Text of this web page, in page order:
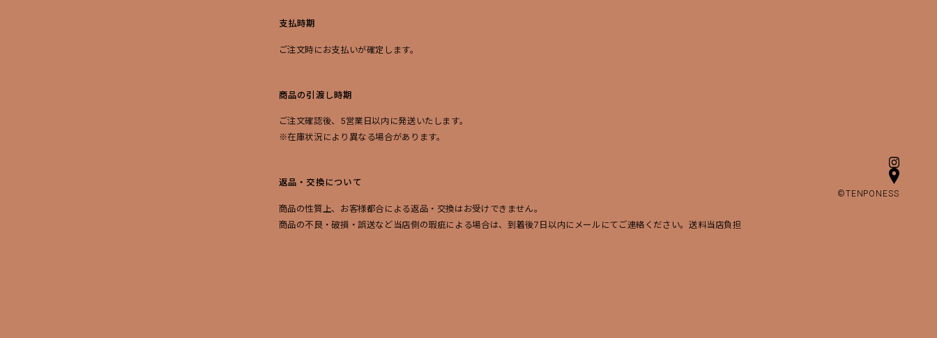
©TENPONESS
支払時期
ご注文時にお支払いが確定します。
商品の引渡し時期
ご注文確認後、5営業日以内に発送いたします。
※在庫状況により異なる場合があります。
返品・交換について
商品の性質上、お客様都合による返品・交換はお受けできません。
商品の不良・破損・誤送など当店側の瑕疵による場合は、到着後7日以内にメールにてご連絡ください。送料当店負担